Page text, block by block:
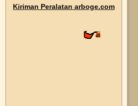
Ninis Harlina - Tangerang - Dakota
Kiriman Peralatan arboge.com